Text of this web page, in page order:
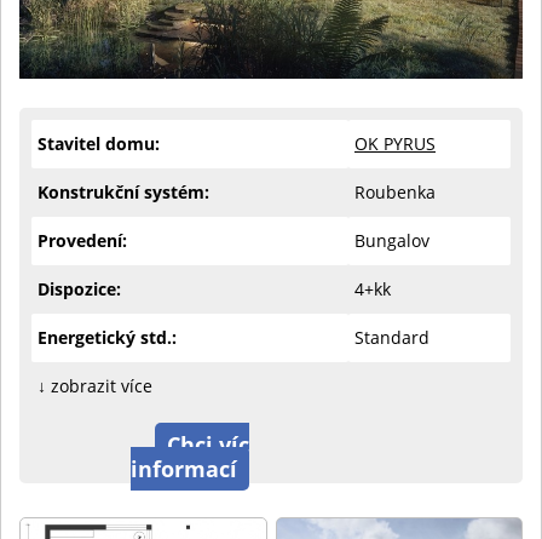
Stavitel domu: OK PYRUS
Konstrukční systém: Roubenka
Provedení: Bungalov
Dispozice: 4+kk
Energetický std.: Standard
↓ zobrazit více
Chci víc
informací